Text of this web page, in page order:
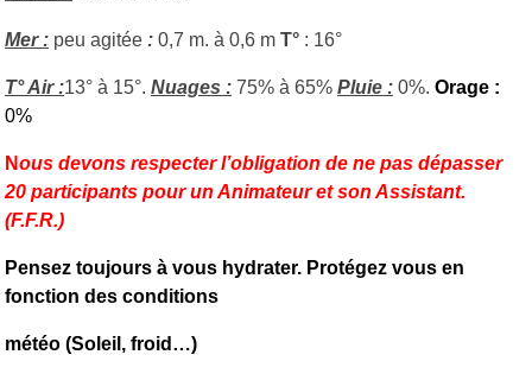
Mer : peu agitée : 0,7 m. à 0,6 m T° : 16°
T° Air :13° à 15°. Nuages : 75% à 65% Pluie : 0%. Orage :
0%
Nous devons respecter l’obligation de ne pas dépasser
20 participants pour un Animateur et son Assistant.
(F.F.R.)
Pensez toujours à vous hydrater. Protégez vous en
fonction des conditions
météo (Soleil, froid…)